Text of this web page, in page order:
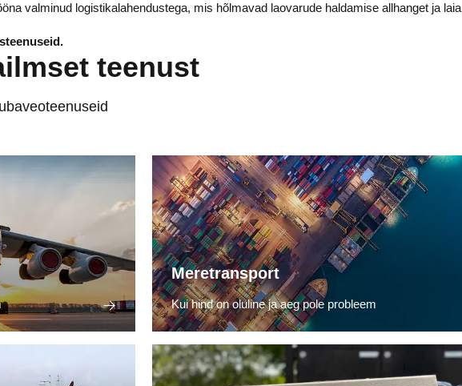
valminud logistikalahendustega, mis hõlmavad laovarude haldamise allhanget ja laia
teenust
Meretransport
Kui hind on oluline ja aeg pole probleem